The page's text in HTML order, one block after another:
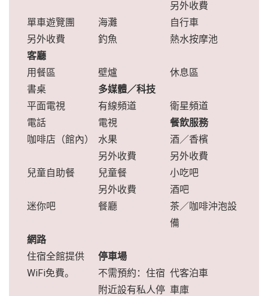
另外收費
單車遊覽團
另外收費
海灘
自行車
釣魚
熱水按摩池
客廳
用餐區
壁爐
休息區
書桌
多媒體／科技
平面電視
有線頻道
衛星頻道
電話
電視
餐飲服務
咖啡店（館內）
水果
另外收費
酒／香檳
另外收費
兒童自助餐
兒童餐
另外收費
小吃吧
酒吧
迷你吧
餐廳
茶／咖啡沖泡設
備
網路
住宿全館提供
WiFi免費。
停車場
不需預約：住宿
附近設有私人停
代客泊車
車庫